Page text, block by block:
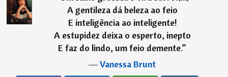
A gentileza dá beleza ao feio
E inteligência ao inteligente!
A estupidez deixa o esperto, inepto
E faz do lindo, um feio demente.”
―Vanessa Brunt